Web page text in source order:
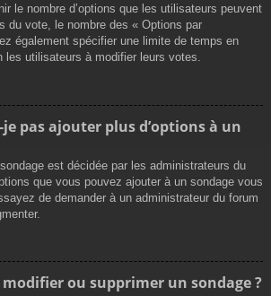
le nombre d’options que les utilisateurs peuvent
du vote, le nombre des « Options par
également spécifier une limite de temps en
les utilisateurs à modifier leurs votes.
pas ajouter plus d’options à un
sondage est décidée par les administrateurs du
que vous pouvez ajouter à un sondage vous
de demander à un administrateur du forum
ou supprimer un sondage ?